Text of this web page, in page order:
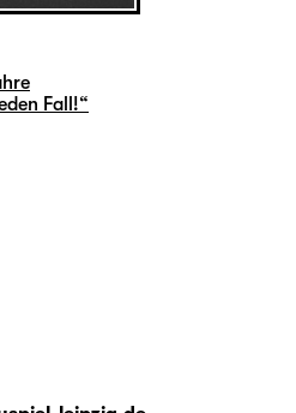
Fall!“